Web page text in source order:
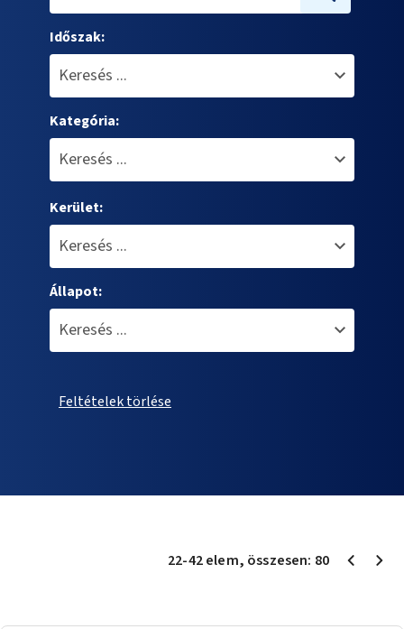
Időszak:
Kategória:
Kerület:
Állapot:
Feltételek törlése
22-42elem, összesen: 80